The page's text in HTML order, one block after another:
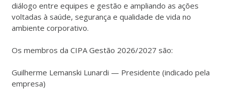
diálogo entre equipes e gestão e ampliando as ações
voltadas à saúde, segurança e qualidade de vida no
ambiente corporativo.
Os membros da CIPA Gestão 2026/2027 são:
Guilherme Lemanski Lunardi — Presidente (indicado pela
empresa)